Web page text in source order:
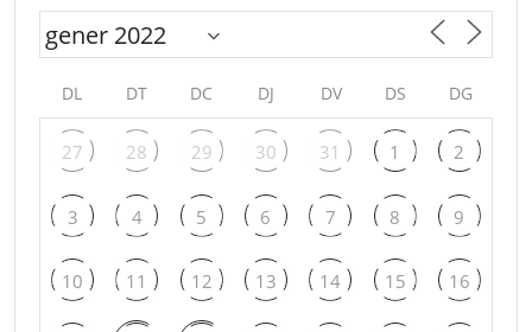
DL DT DC DJ DV DS DG
27 28 29 30 31 1 2
3 4 5 6 7 8 9
10 11 12 13 14 15 16